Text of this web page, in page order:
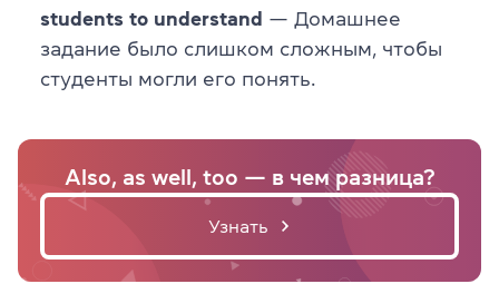
students to understand — Домашнее
задание было слишком сложным, чтобы
студенты могли его понять.
Also, as well, too — в чем разница?
Узнать